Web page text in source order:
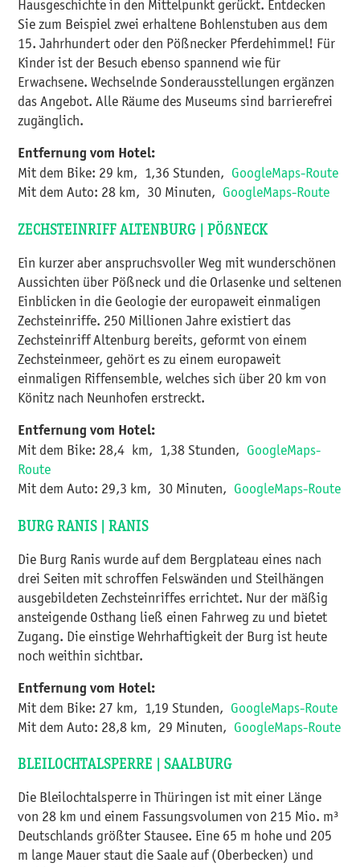
Hausgeschichte in den Mittelpunkt gerückt. Entdecken
Sie zum Beispiel zwei erhaltene Bohlenstuben aus dem
15. Jahrhundert oder den Pößnecker Pferdehimmel! Für
Kinder ist der Besuch ebenso spannend wie für
Erwachsene. Wechselnde Sonderausstellungen ergänzen
das Angebot. Alle Räume des Museums sind barrierefrei
zugänglich.
Entfernung vom Hotel:
Mit dem Bike: 29 km, 1,36 Stunden, GoogleMaps-Route
Mit dem Auto: 28 km, 30 Minuten, GoogleMaps-Route
ZECHSTEINRIFF ALTENBURG | PÖßNECK
Ein kurzer aber anspruchsvoller Weg mit wunderschönen
Aussichten über Pößneck und die Orlasenke und seltenen
Einblicken in die Geologie der europaweit einmaligen
Zechsteinriffe. 250 Millionen Jahre existiert das
Zechsteinriff Altenburg bereits, geformt von einem
Zechsteinmeer, gehört es zu einem europaweit
einmaligen Riffensemble, welches sich über 20 km von
Könitz nach Neunhofen erstreckt.
Entfernung vom Hotel:
Mit dem Bike: 28,4 km, 1,38 Stunden, GoogleMaps-
Route
Mit dem Auto: 29,3 km, 30 Minuten, GoogleMaps-Route
BURG RANIS | RANIS
Die Burg Ranis wurde auf dem Bergplateau eines nach
drei Seiten mit schroffen Felswänden und Steilhängen
ausgebildeten Zechsteinriffes errichtet. Nur der mäßig
ansteigende Osthang ließ einen Fahrweg zu und bietet
Zugang. Die einstige Wehrhaftigkeit der Burg ist heute
noch weithin sichtbar.
Entfernung vom Hotel:
Mit dem Bike: 27 km, 1,19 Stunden, GoogleMaps-Route
Mit dem Auto: 28,8 km, 29 Minuten, GoogleMaps-Route​​​​​​
BLEILOCHTALSPERRE | SAALBURG
Die Bleilochtalsperre in Thüringen ist mit einer Länge
von 28 km und einem Fassungsvolumen von 215 Mio. m³
Deutschlands größter Stausee. Eine 65 m hohe und 205
m lange Mauer staut die Saale auf (Oberbecken) und